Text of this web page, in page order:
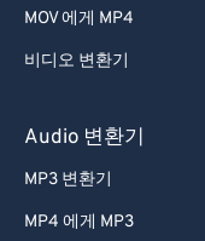
MOV 에게 MP4
비디오 변환기
Audio 변환기
MP3 변환기
MP4 에게 MP3